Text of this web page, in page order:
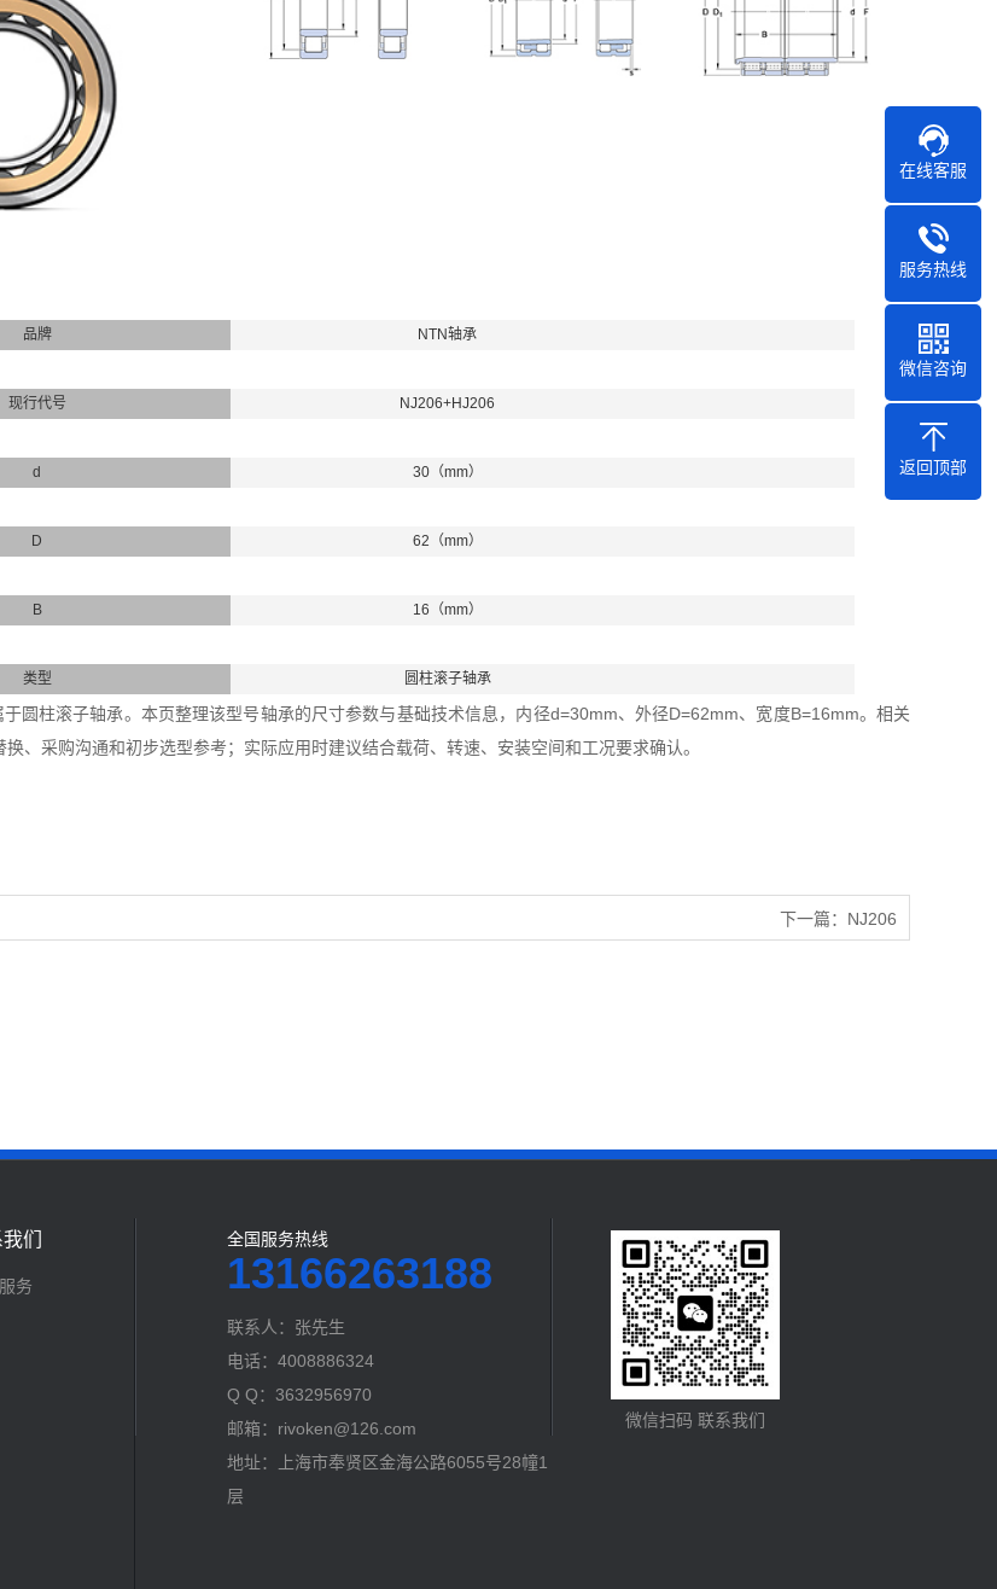
品牌 NTN轴承
现行代号 NJ206+HJ206
d 30（mm）
D 62（mm）
B 16（mm）
类型 圆柱滚子轴承
圆柱滚子轴承。本页整理该型号轴承的尺寸参数与基础技术信息，内径d=30mm、外径D=62mm、宽度B=16mm。相关
、采购沟通和初步选型参考；实际应用时建议结合载荷、转速、安装空间和工况要求确认。
下一篇： NJ206
们
务
全国服务热线
13166263188
联系人：张先生
电话：4008886324
Q Q：3632956970
邮箱：rivoken@126.com
地址：上海市奉贤区金海公路6055号28幢1
层
微信扫码 联系我们
在线客服
服务热线
微信咨询
返回顶部